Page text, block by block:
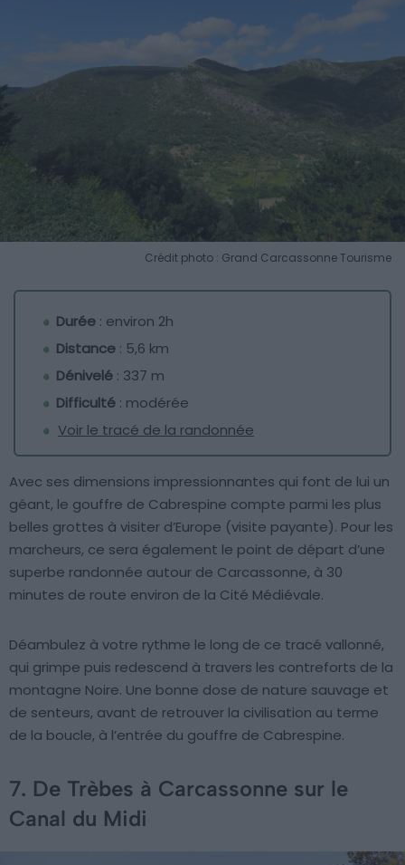
Crédit photo : Grand Carcassonne Tourisme
Durée : environ 2h
Distance : 5,6 km
Dénivelé : 337 m
Difficulté : modérée
Voir le tracé de la randonnée
Avec ses dimensions impressionnantes qui font de lui un
géant, le gouffre de Cabrespine compte parmi les plus
belles grottes à visiter d’Europe (visite payante). Pour les
marcheurs, ce sera également le point de départ d’une
superbe randonnée autour de Carcassonne, à 30
minutes de route environ de la Cité Médiévale.
Déambulez à votre rythme le long de ce tracé vallonné,
qui grimpe puis redescend à travers les contreforts de la
montagne Noire. Une bonne dose de nature sauvage et
de senteurs, avant de retrouver la civilisation au terme
de la boucle, à l’entrée du gouffre de Cabrespine.
7. De Trèbes à Carcassonne sur le
Canal du Midi